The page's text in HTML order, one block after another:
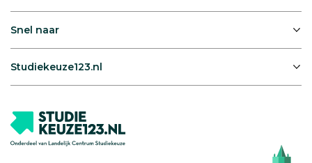
Snel naar
Studiekeuze123.nl